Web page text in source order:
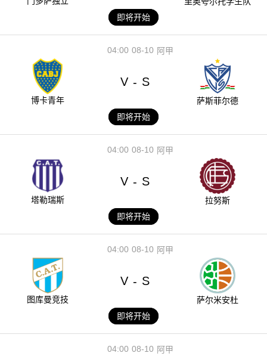
即将开始
08-10
04:00 阿甲
博卡青年
V - S
萨斯菲尔德
即将开始
08-10
04:00 阿甲
塔勒瑞斯
V - S
拉努斯
即将开始
08-10
04:00 阿甲
图库曼竞技
V - S
萨尔米安杜
即将开始
08-10
04:00 阿甲